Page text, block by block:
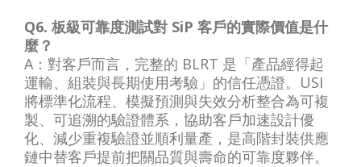
Q6. 板級可靠度測試對 SiP 客戶的實際價值是什
麼？
A：對客戶而言，完整的 BLRT 是「產品經得起
運輸、組裝與長期使用考驗」的信任憑證。USI
將標準化流程、模擬預測與失效分析整合為可複
製、可追溯的驗證體系，協助客戶加速設計優
化、減少重複驗證並順利量產，是高階封裝供應
鏈中替客戶提前把關品質與壽命的可靠度夥伴。